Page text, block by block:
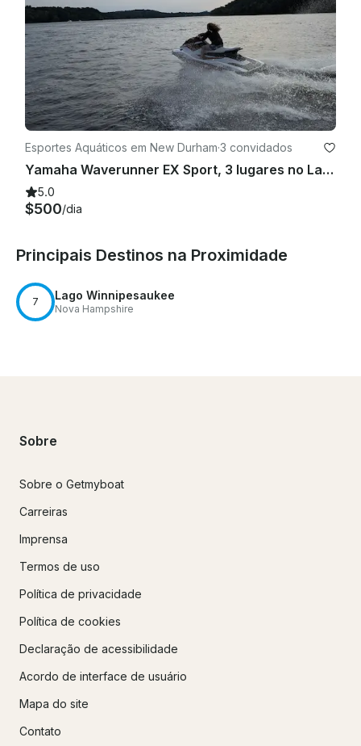
Esportes Aquáticos em New Durham·3 convidados
Yamaha Waverunner EX Sport, 3 lugares no Lago Merrymeeting
5.0
$500/dia
Principais Destinos na Proximidade
7 Lago Winnipesaukee
Nova Hampshire
Sobre
Sobre o Getmyboat
Carreiras
Imprensa
Termos de uso
Política de privacidade
Política de cookies
Declaração de acessibilidade
Acordo de interface de usuário
Mapa do site
Contato